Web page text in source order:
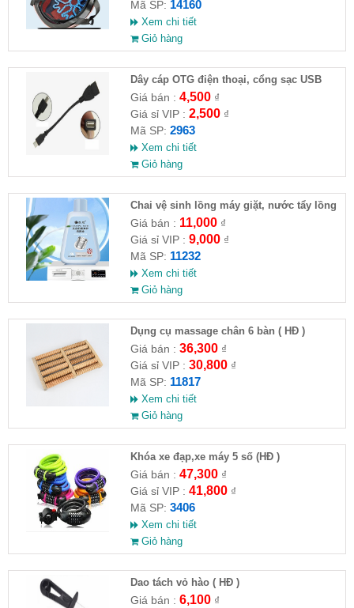
Mã SP: 14160
Xem chi tiết
Giỏ hàng
Dây cáp OTG điện thoại, cổng sạc USB
Giá bán : 4,500₫
Giá sỉ VIP : 2,500₫
Mã SP: 2963
Xem chi tiết
Giỏ hàng
Chai vệ sinh lồng máy giặt, nước tẩy lồng
máy giặt CLEANING FLUID
Giá bán : 11,000₫
Giá sỉ VIP : 9,000₫
Mã SP: 11232
Xem chi tiết
Giỏ hàng
Dụng cụ massage chân 6 bàn ( HĐ )
Giá bán : 36,300₫
Giá sỉ VIP : 30,800₫
Mã SP: 11817
Xem chi tiết
Giỏ hàng
Khóa xe đạp,xe máy 5 số (HĐ )
Giá bán : 47,300₫
Giá sỉ VIP : 41,800₫
Mã SP: 3406
Xem chi tiết
Giỏ hàng
Dao tách vỏ hào ( HĐ )
Giá bán : 6,100₫